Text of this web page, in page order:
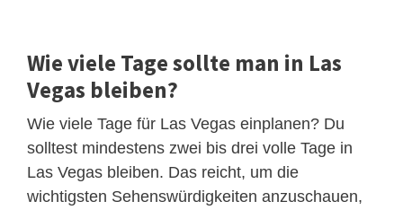
Wie viele Tage sollte man in Las
Vegas bleiben?
Wie viele Tage für Las Vegas einplanen? Du
solltest mindestens zwei bis drei volle Tage in
Las Vegas bleiben. Das reicht, um die
wichtigsten Sehenswürdigkeiten anzuschauen,